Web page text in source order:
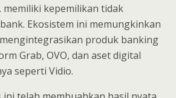
memiliki kepemilikan tidak
Ekosistem ini memungkinkan
produk banking
Grab, OVO, dan aset digital
seperti Vidio.